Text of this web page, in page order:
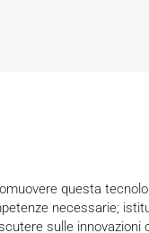
questa
necessarie;
sulle